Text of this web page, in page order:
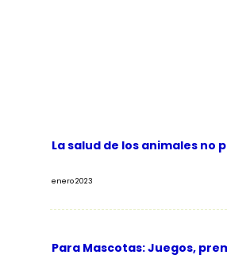
La salud de los animales no
enero 2023
Para Mascotas: Juegos,